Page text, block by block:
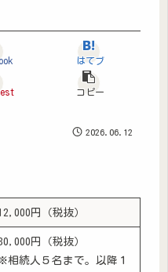
はてブ
コピー
2026.06.12
円（税抜）
円（税抜）
相続人５名まで。以降１